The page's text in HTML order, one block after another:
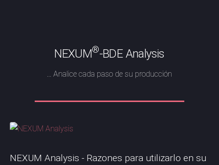
NEXUM®-BDE Analysis
... Analice cada paso de su producción
NEXUM Analysis - Razones para utilizarlo en su